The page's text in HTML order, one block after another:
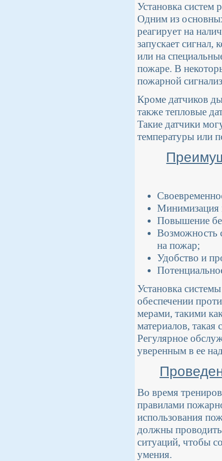
Установка систем
Одним из
реагирует на
запускает
или на
пожаре. В
пожарной
Кроме датчиков
также тепловые
Такие датчики
температуры или
Минимизация
Повышение
Возможность
на пожар;
Удобство и
Установка
обеспечении
мерами, такими
материалов,
Регулярное
уверенным в ее
Во время
правилами
использования
должны
ситуаций, чтобы
умения.